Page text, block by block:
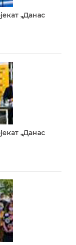
„Данас
„Данас